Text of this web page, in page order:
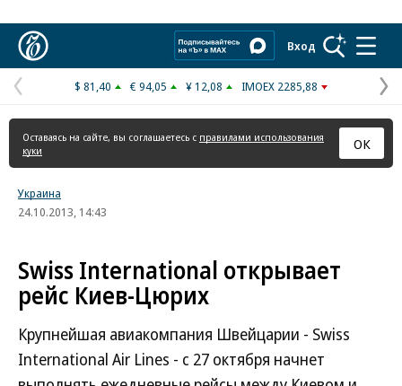
Вход
Предыдущая
страница
$ 81,40 € 94,05 ¥ 12,08 IMOEX 2285,88
Оставаясь на сайте, вы соглашаетесь с правилами использования
куки
ОК
Украина
24.10.2013, 14:43
Swiss International открывает
рейс Киев-Цюрих
Крупнейшая авиакомпания Швейцарии - Swiss
International Air Lines - с 27 октября начнет